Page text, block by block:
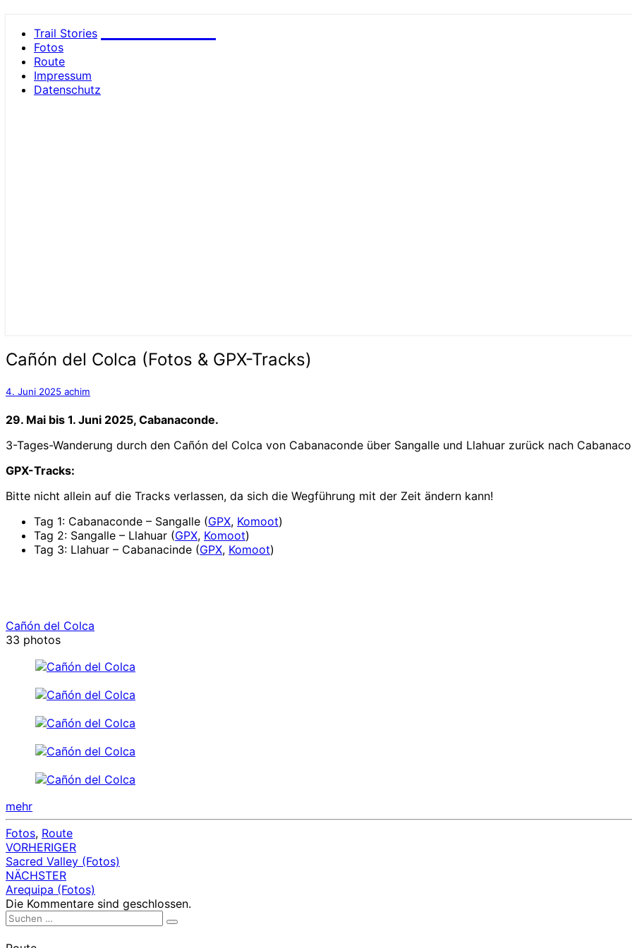
Trail Stories
Fotos
Route
Impressum
Datenschutz
Cañón
del
(Fotos
&
GPX-
Tracks)
Cañón del Colca (Fotos & GPX-Tracks)
4. Juni 2025 achim
29. Mai bis 1. Juni 2025, Cabanaconde.
3-Tages-Wanderung durch den Cañón del Colca von Cabanaconde über Sangalle und Llahuar zurück nach
GPX-Tracks:
Bitte nicht allein auf die Tracks verlassen, da sich die Wegführung mit der Zeit ändern kann!
Tag 1: Cabanaconde – Sangalle (GPX, Komoot)
Tag 2: Sangalle – Llahuar (GPX, Komoot)
Tag 3: Llahuar – Cabanacinde (GPX, Komoot)
Cañón del Colca
33 photos
mehr
Fotos, Route
Beitragsnavigation
VORHERIGER
Sacred Valley (Fotos)
NÄCHSTER
Arequipa (Fotos)
Die Kommentare sind geschlossen.
Suchen
nach:
Suchen